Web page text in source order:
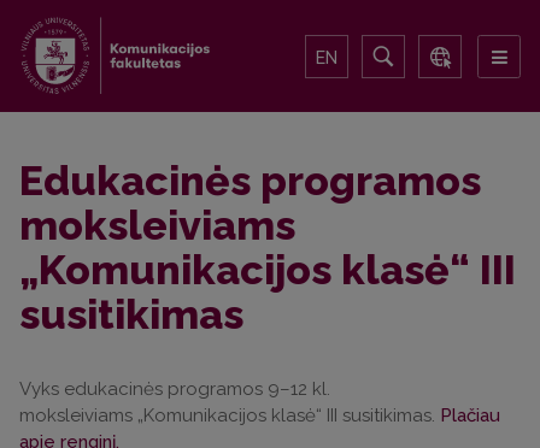
EN
Edukacinės programos
moksleiviams
„Komunikacijos klasė“ III
susitikimas
Vyks edukacinės programos 9–12 kl.
moksleiviams „Komunikacijos klasė“ III susitikimas. Plačiau
apie renginį.